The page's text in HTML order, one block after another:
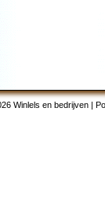
Winlels en bedrijven |